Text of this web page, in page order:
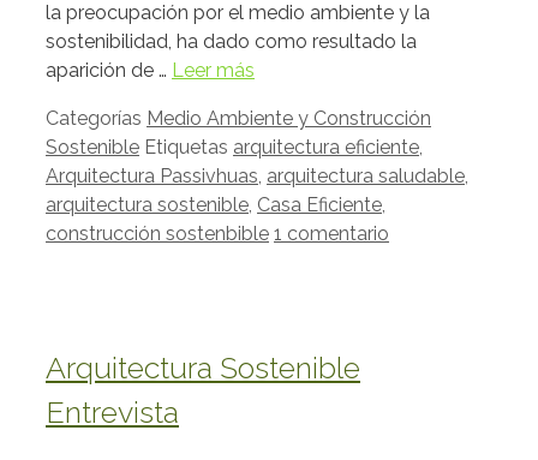
la preocupación por el medio ambiente y la
sostenibilidad, ha dado como resultado la
aparición de … Leer más
Categorías Medio Ambiente y Construcción
Sostenible Etiquetas arquitectura eficiente,
Arquitectura Passivhuas, arquitectura saludable,
arquitectura sostenible, Casa Eficiente,
construcción sostenbible 1 comentario
Arquitectura Sostenible
Entrevista